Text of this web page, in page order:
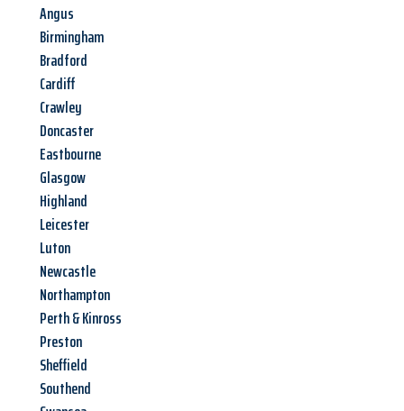
Angus
Birmingham
Bradford
Cardiff
Crawley
Doncaster
Eastbourne
Glasgow
Highland
Leicester
Luton
Newcastle
Northampton
Perth & Kinross
Preston
Sheffield
Southend